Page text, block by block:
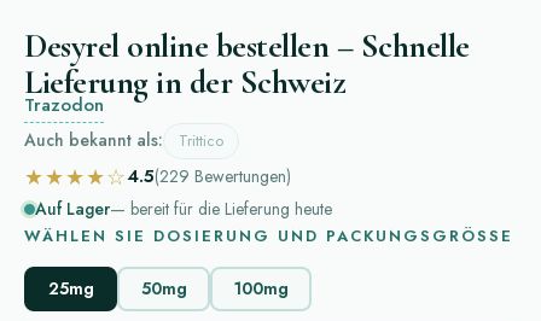
Desyrel online bestellen – Schnelle
Lieferung in der Schweiz
Trazodon
Auch bekannt als: Trittico
★★★★☆4.5(229 Bewertungen)
Auf Lager— bereit für die Lieferung heute
WÄHLEN SIE DOSIERUNG UND PACKUNGSGRÖSSE
25mg 50mg 100mg